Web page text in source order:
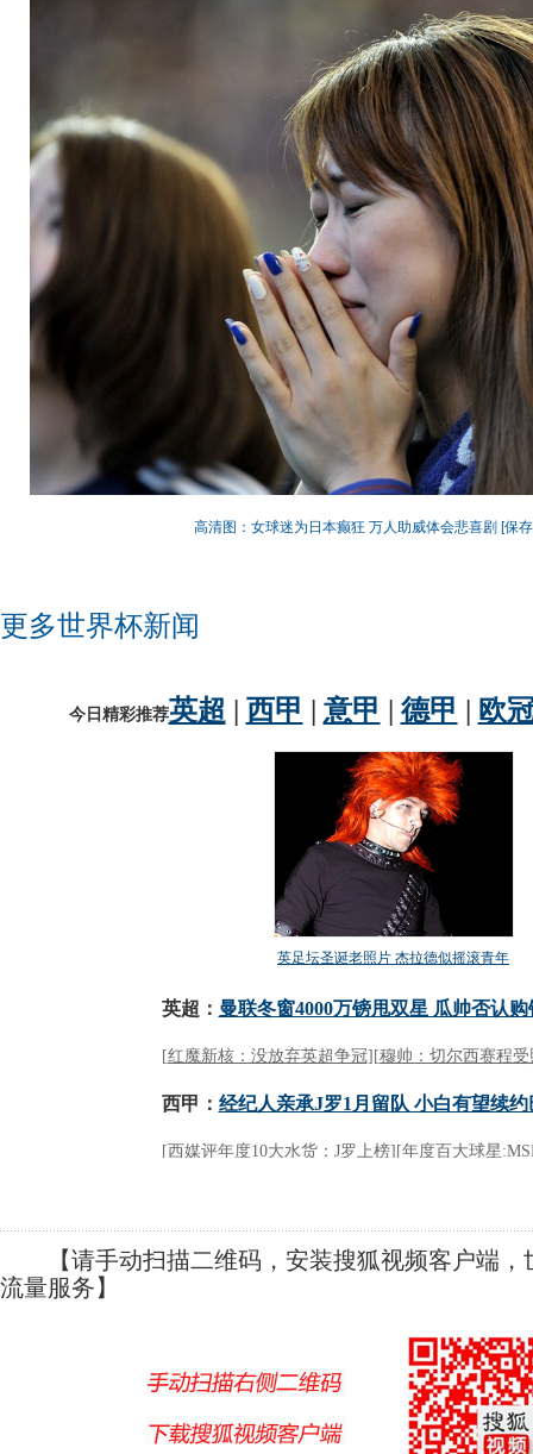
高清图：女球迷为日本癫狂 万人助威体会悲喜剧 [保
更多世界杯新闻
【请手动扫描二维码，安装搜狐视频客户端，
流量服务】